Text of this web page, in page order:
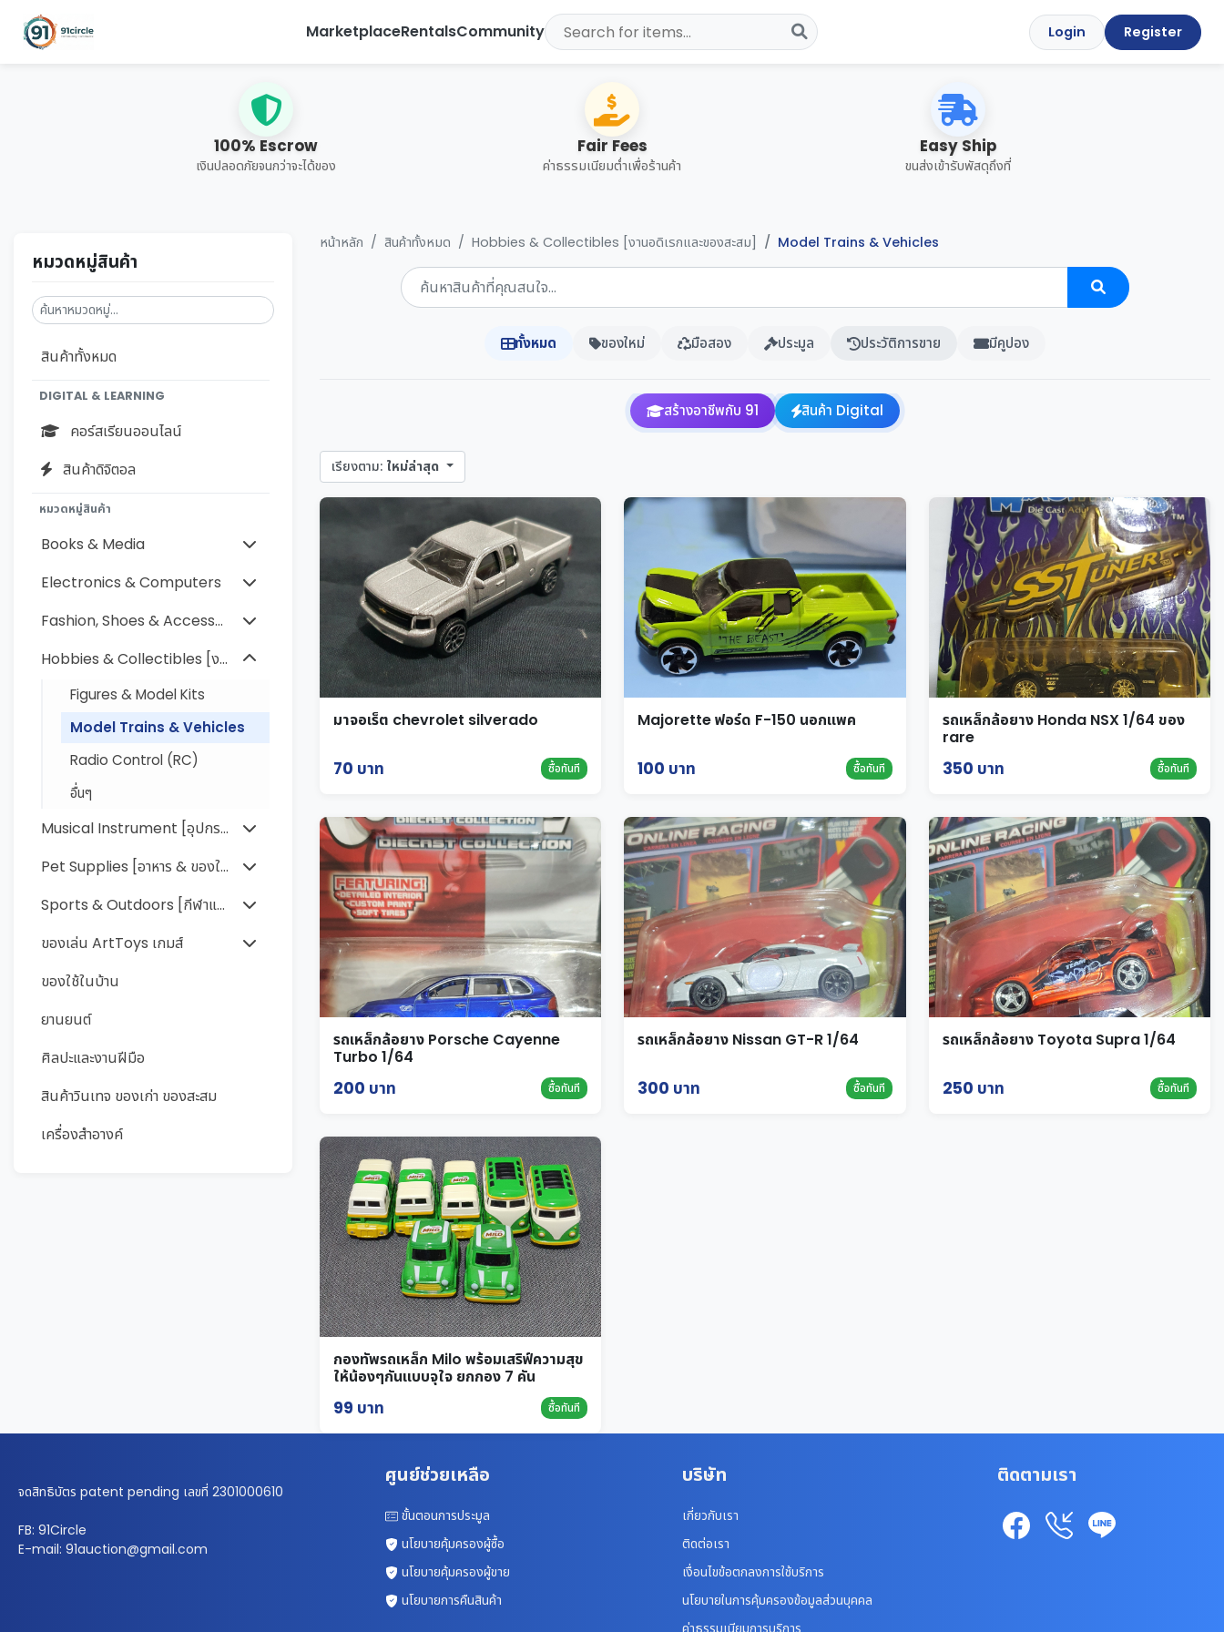
MarketplaceRentalsCommunity Login Register
100% Escrow
เงินปลอดภัยจนกว่าจะได้ของ
Fair Fees
ค่าธรรมเนียมต่ำเพื่อร้านค้า
Easy Ship
ขนส่งเข้ารับพัสดุถึงที่
หมวดหมู่สินค้า
สินค้าทั้งหมด
DIGITAL & LEARNING
คอร์สเรียนออนไลน์
สินค้าดิจิตอล
หมวดหมู่สินค้า
Books & Media
Electronics & Computers
Fashion, Shoes & Accessories [แฟชั่นเสื้อผ้า รองเท้า เครื่อง
Hobbies & Collectibles [งานอดิเรกและของสะสม]
Figures & Model Kits
Model Trains & Vehicles
Radio Control (RC)
อื่นๆ
Musical Instrument [อุปกรณ์ดนตรี]
Pet Supplies [อาหาร & ของใช้สัตว์]
Sports & Outdoors [กีฬาและกิจกรรมกลางแจ้ง]
ของเล่น ArtToys เกมส์
ของใช้ในบ้าน
ยานยนต์
ศิลปะและงานฝีมือ
สินค้าวินเทจ ของเก่า ของสะสม
เครื่องสำอางค์
หน้าหลัก สินค้าทั้งหมด Hobbies & Collectibles [งานอดิเรกและของสะสม] Model Trains & Vehicles
ทั้งหมด ของใหม่ มือสอง ประมูล ประวัติการขาย มีคูปอง
สร้างอาชีพกับ 91 สินค้า Digital
เรียงตาม: ใหม่ล่าสุด
มาจอเร็ต chevrolet silverado
70 บาท ซื้อทันที
Majorette ฟอร์ด F-150 นอกแพค
100 บาท ซื้อทันที
รถเหล็กล้อยาง Honda NSX 1/64 ของ
rare
350 บาท ซื้อทันที
รถเหล็กล้อยาง Porsche Cayenne
Turbo 1/64
200 บาท ซื้อทันที
รถเหล็กล้อยาง Nissan GT-R 1/64
300 บาท ซื้อทันที
รถเหล็กล้อยาง Toyota Supra 1/64
250 บาท ซื้อทันที
กองทัพรถเหล็ก Milo พร้อมเสริฟ์ความสุข
ให้น้องๆกันแบบจุใจ ยกกอง 7 คัน
99 บาท ซื้อทันที
จดสิทธิบัตร patent pending เลขที่ 2301000610
FB: 91Circle
E-mail: 91auction@gmail.com
ศูนย์ช่วยเหลือ
ขั้นตอนการประมูล
นโยบายคุ้มครองผู้ซื้อ
นโยบายคุ้มครองผู้ขาย
นโยบายการคืนสินค้า
บริษัท
เกี่ยวกับเรา
ติดต่อเรา
เงื่อนไขข้อตกลงการใช้บริการ
นโยบายในการคุ้มครองข้อมูลส่วนบุคคล
ค่าธรรมเนียมการบริการ
ติดตามเรา